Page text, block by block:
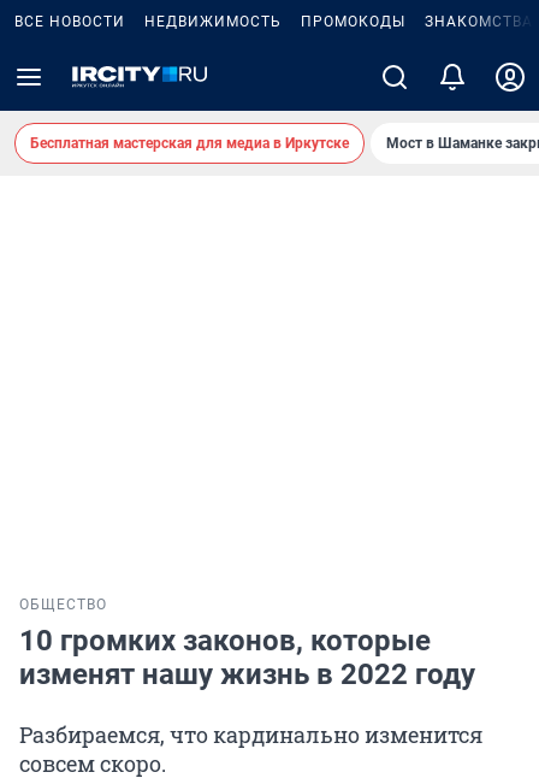
ВСЕ НОВОСТИ НЕДВИЖИМОСТЬ ПРОМОКОДЫ ЗНАКОМСТВА
Бесплатная мастерская для медиа в Иркутске Мост в Шаманке
ОБЩЕСТВО
10 громких законов, которые
изменят нашу жизнь в 2022 году
Разбираемся, что кардинально изменится
совсем скоро.